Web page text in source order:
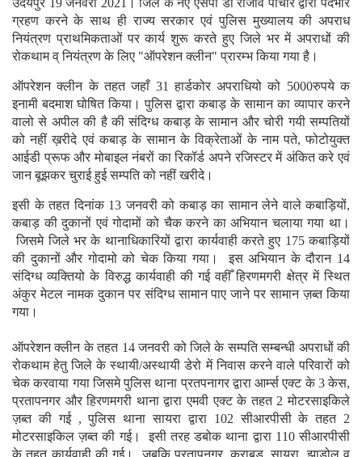
ग्रहण करने के साथ ही राज्य सरकार एवं पुलिस मुख्यालय की अपराध
नियंत्रण प्राथमिकताओं पर कार्य शुरू करते हुए जिले भर में अपराधों की
रोकथाम व् नियंत्रण के लिए "ऑपरेशन क्लीन" प्रारम्भ किया गया है।
ऑपरेशन क्लीन के तहत जहाँ 31 हार्डकोर अपराधियो को 5000रुपये क
इनामी बदमाश घोषित किया। पुलिस द्वारा कबाड़ के सामान का व्यापार करने
वालो से अपील की है की संदिग्ध कबाड़ के सामान और चोरी गयी सम्पतियों
को नहीं ख़रीदे एवं कबाड़ के सामान के विक्रेताओं के नाम पते, फोटोयुक्त
आईडी प्रूफ और मोबाइल नंबरों का रिकॉर्ड अपने रजिस्टर में अंकित करे एवं
जान बूझकर चुराई हुई सम्पति को नहीं खरीदे।
इसी के तहत दिनांक 13 जनवरी को कबाड़ का सामान लेने वाले कबाड़ियों,
कबाड़ की दुकानों एवं गोदामों को चैक करने का अभियान चलाया गया था।
जिसमे जिले भर के थानाधिकारियों द्वारा कार्यवाही करते हुए 175 कबाड़ियों
की दुकानों और गोदामो को चेक किया गया। इस अभियान के दौरान 14
संदिग्ध व्यक्तियो के विरुद्ध कार्यवाही की गई वहीँ हिरणमगरी क्षेत्र में स्थित
अंकुर मेटल नामक दुकान पर संदिग्ध सामान पाए जाने पर सामान ज़ब्त किया
गया।
ऑपरेशन क्लीन के तहत 14 जनवरी को जिले के सम्पति सम्बन्धी अपराधों की
रोकथाम हेतु जिले के स्थायी/अस्थायी डेरो में निवास करने वाले परिवारों को
चेक करवाया गया जिसमे पुलिस थाना प्रतपनागर द्वारा आर्म्स एक्ट के 3 केस,
प्रतापनगर और हिरणमगरी थाना द्वारा एमवी एक्ट के तहत 2 मोटरसाइकिले
ज़ब्त की गई , पुलिस थाना सायरा द्वारा 102 सीआरपीसी के तहत 2
मोटरसाइकिल ज़ब्त की गई। इसी तरह डबोक थाना द्वारा 110 सीआरपीसी
के तहत कार्यवाही की गई। जबकि प्रतापनगर, कुराबड़, सायरा, झाड़ोल व